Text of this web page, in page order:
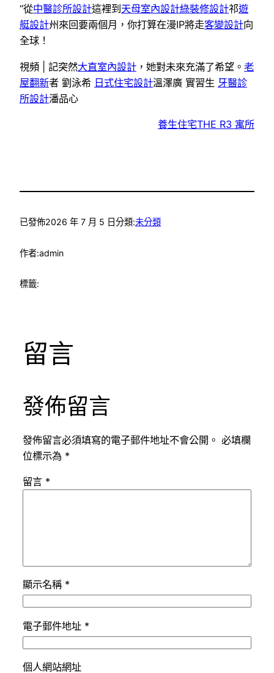
“從中醫診所設計這裡到 天母室內設計綠裝修設計祁遊
艇設計州來回要兩個月，你打算在漫IP將走客變設計向
全球！
視頻 | 記突然大直室內設計 ，她對未來充滿了希望。 老
屋翻新者 劉泳希 日式住宅設計溫澤廣 實習生 牙醫診
所設計潘品心
養生住宅THE R3 寓所
已發佈2026 年 7 月 5 日分類:未分類
作者:admin
標籤:
留言
發佈留言
發佈留言必須填寫的電子郵件地址不會公開。 必填欄
位標示為 *
留言 *
顯示名稱 *
電子郵件地址 *
個人網站網址